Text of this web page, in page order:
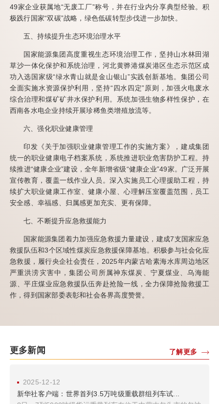
49家企业获属地“无废工厂”称号，并在行业内分享典型经验。积
极践行国家“双碳”战略，绿色低碳转型步伐进一步加快。
五、持续提升生态环境治理水平
国家能源集团高度重视生态环境治理工作，坚持山水林田湖
草沙一体化保护和系统治理，河北黄骅港煤炭港区生态示范区成
功入选国家级“绿水青山就是金山银山”实践创新基地。集团公司
全面实施水资源保护利用，坚持“四水四定”原则，加强火电废水
综合治理和煤矿矿井水保护利用。系统加强生物多样性保护，在
西南各水电企业持续开展珍稀鱼类增殖放流等。
六、强化职业健康管理
印发《关于加强职业健康管理工作的实施方案》，建成集团
统一的职业健康电子档案系统，系统推进职业危害防护工程。持
续推进“健康企业”建设，全年新增省级“健康企业”49家。广泛开展
宣传教育，覆盖一线作业人员。深入实施员工心理援助工程，持
续扩大职业健康工作室、健康小屋、心理解压室覆盖范围，员工
安全感、幸福感、归属感更加充实、更有保障。
七、不断提升应急救援能力
国家能源集团着力加强应急救援力量建设，建成7支国家应急
救援队伍和3个区域性煤炭应急救援保障基地。积极参与社会化应
急救援，履行央企社会责任，2025年内蒙古哈素海水库周边地区
严重洪涝灾害中，集团公司所属神东煤炭、宁夏煤业、乌海能
源、平庄煤业应急救援队伍奔赴抢险一线，全力保障抢险救援工
作，得到国家部委表彰和社会各界高度赞誉。
更多新闻 了解更多
2025-12-12
新华社客户端：世界首列3.5万吨级重载群组列车试...